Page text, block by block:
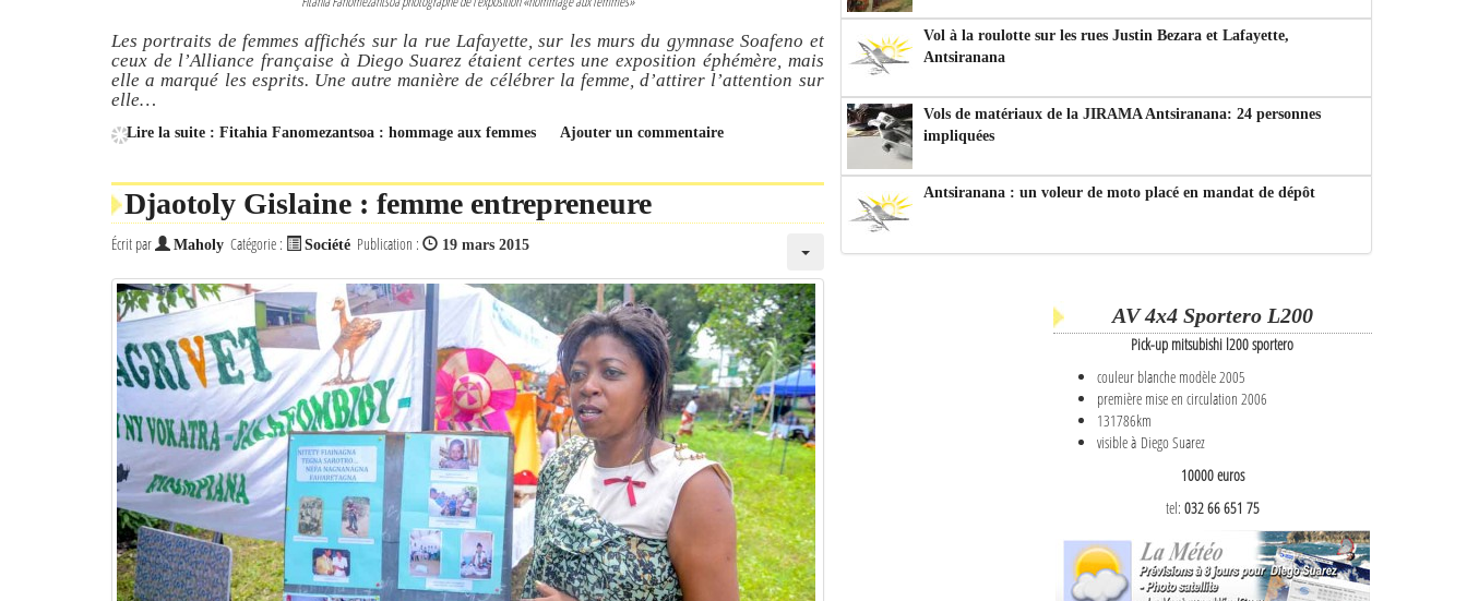
Les portraits de femmes affichés sur la rue Lafayette, sur les murs du gymnase Soafeno et
ceux de l’Alliance française à Diego Suarez étaient certes une exposition éphémère, mais
elle a marqué les esprits. Une autre manière de célébrer la femme, d’attirer l’attention sur
elle…
Lire la suite : Fitahia Fanomezantsoa : hommage aux femmes Ajouter un commentaire
Djaotoly Gislaine : femme entrepreneure
Écrit par Maholy Catégorie : Société Publication : 19 mars 2015
Vol à la roulotte sur les rues Justin Bezara et Lafayette,
Antsiranana
Vols de matériaux de la JIRAMA Antsiranana: 24 personnes
impliquées
Antsiranana : un voleur de moto placé en mandat de dépôt
AV 4x4 Sportero L200
Pick-up mitsubishi l200 sportero
couleur blanche modèle 2005
première mise en circulation 2006
131786km
visible à Diego Suarez
10000 euros
tel: 032 66 651 75